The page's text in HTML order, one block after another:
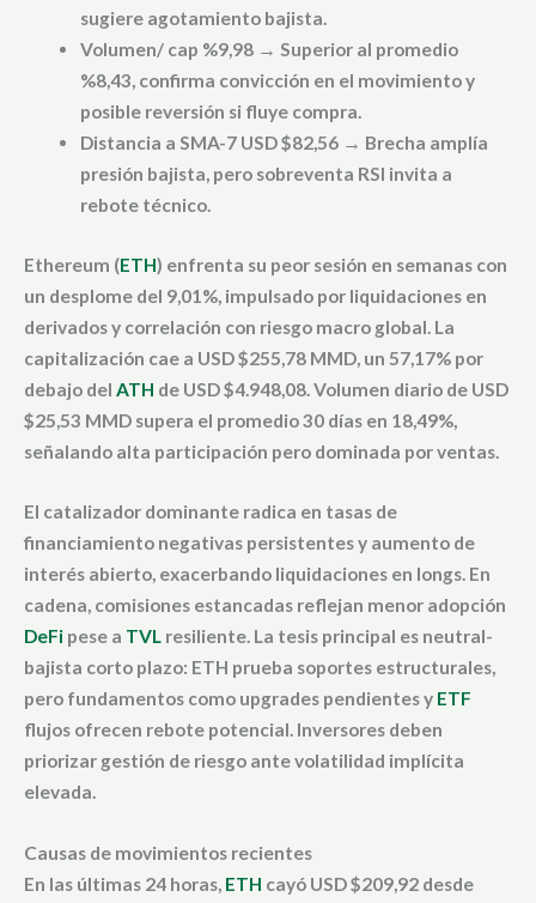
sugiere agotamiento bajista.
Volumen/ cap %9,98 → Superior al promedio
%8,43, confirma convicción en el movimiento y
posible reversión si fluye compra.
Distancia a SMA-7 USD $82,56 → Brecha amplía
presión bajista, pero sobreventa RSI invita a
rebote técnico.
Ethereum (ETH) enfrenta su peor sesión en semanas con
un desplome del 9,01%, impulsado por liquidaciones en
derivados y correlación con riesgo macro global. La
capitalización cae a USD $255,78 MMD, un 57,17% por
debajo del ATH de USD $4.948,08. Volumen diario de USD
$25,53 MMD supera el promedio 30 días en 18,49%,
señalando alta participación pero dominada por ventas.
El catalizador dominante radica en tasas de
financiamiento negativas persistentes y aumento de
interés abierto, exacerbando liquidaciones en longs. En
cadena, comisiones estancadas reflejan menor adopción
DeFi pese a TVL resiliente. La tesis principal es neutral-
bajista corto plazo: ETH prueba soportes estructurales,
pero fundamentos como upgrades pendientes y ETF
flujos ofrecen rebote potencial. Inversores deben
priorizar gestión de riesgo ante volatilidad implícita
elevada.
Causas de movimientos recientes
En las últimas 24 horas, ETH cayó USD $209,92 desde